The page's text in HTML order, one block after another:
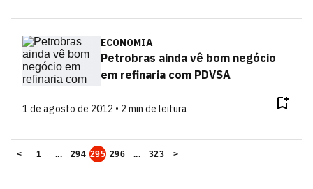
ECONOMIA
Petrobras ainda vê bom negócio
em refinaria com PDVSA
1 de agosto de 2012 • 2 min de leitura
< 1 ... 294 295 296 ... 323 >